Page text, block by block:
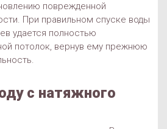
поврежденной
При правильном спуске воды
удается полностью
потолок, вернув ему прежнюю
с натяжного